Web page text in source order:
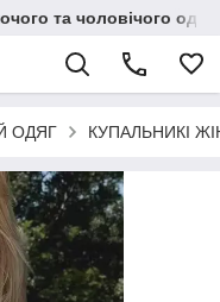
та чоловічого
ОДЯГ КУПАЛЬНИКІ